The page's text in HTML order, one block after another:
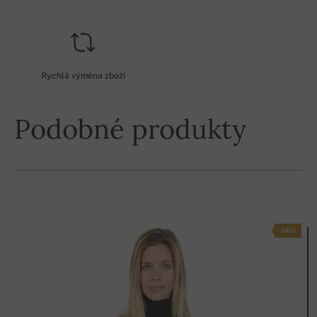
Rychlá výměna zboží
Podobné produkty
-14%